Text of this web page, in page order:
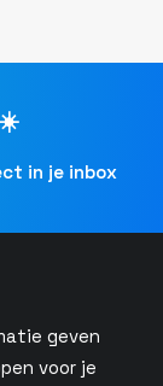
in je inbox
geven
voor je